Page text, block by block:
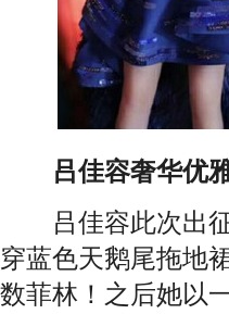
吕佳容奢华优雅
吕佳容此次出征
穿蓝色天鹅尾拖地
数菲林！之后她以